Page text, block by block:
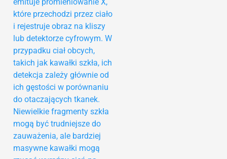
które przechodzi przez ciało
i rejestruje obraz na kliszy
lub detektorze cyfrowym. W
przypadku ciał obcych,
takich jak kawałki szkła, ich
detekcja zależy głównie od
ich gęstości w porównaniu
do otaczających tkanek.
Niewielkie fragmenty szkła
mogą być trudniejsze do
zauważenia, ale bardziej
masywne kawałki mogą